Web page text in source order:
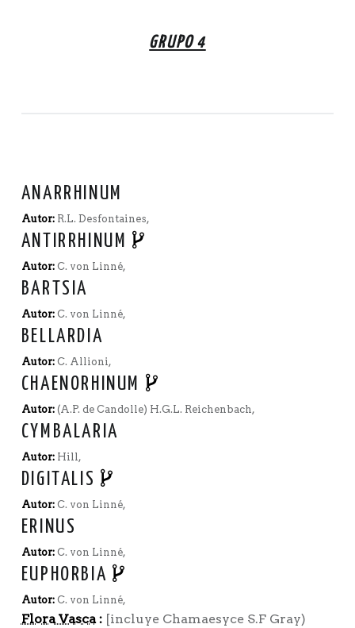
GRUPO 4
ANARRHINUM
Autor: R.L. Desfontaines,
ANTIRRHINUM
Autor: C. von Linné,
BARTSIA
Autor: C. von Linné,
BELLARDIA
Autor: C. Allioni,
CHAENORHINUM
Autor: (A.P. de Candolle) H.G.L. Reichenbach,
CYMBALARIA
Autor: Hill,
DIGITALIS
Autor: C. von Linné,
ERINUS
Autor: C. von Linné,
EUPHORBIA
Autor: C. von Linné,
Flora Vasca:[incluye Chamaesyce S.F Gray)